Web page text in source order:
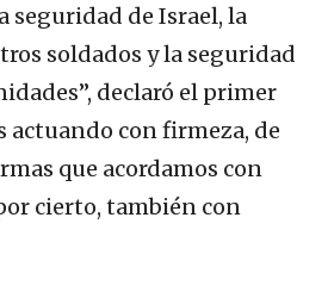
seguridad de Israel, la
soldados y la seguridad
declaró el primer
actuando con firmeza, de
que acordamos con
cierto, también con